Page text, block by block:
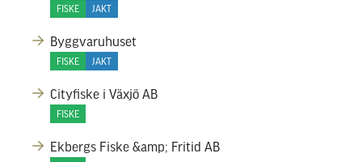
FISKE JAKT
Byggvaruhuset
FISKE JAKT
Cityfiske i Växjö AB
FISKE
Ekbergs Fiske &amp; Fritid AB